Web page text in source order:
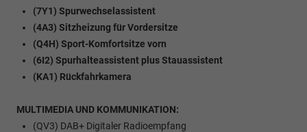
(7Y1) Spurwechselassistent
(4A3) Sitzheizung für Vordersitze
(Q4H) Sport-Komfortsitze vorn
(6I2) Spurhalteassistent plus Stauassistent
(KA1) Rückfahrkamera
MULTIMEDIA UND KOMMUNIKATION:
(QV3) DAB+ Digitaler Radioempfang